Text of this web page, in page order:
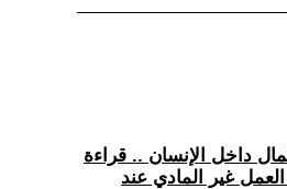
داخل الإنسان .. قراءة
غير المادي عند